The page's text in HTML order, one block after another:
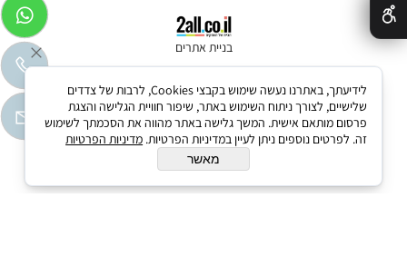
בניית אתרים
לידיעתך, באתרנו נעשה שימוש בקבצי Cookies, לרבות של צדדים
שלישיים, לצורך ניתוח השימוש באתר, שיפור חוויית הגלישה והצגת
פרסום מותאם אישית. המשך גלישה באתר מהווה את הסכמתך לשימוש
זה. לפרטים נוספים ניתן לעיין במדיניות הפרטיות. מדיניות הפרטיות
מאשר